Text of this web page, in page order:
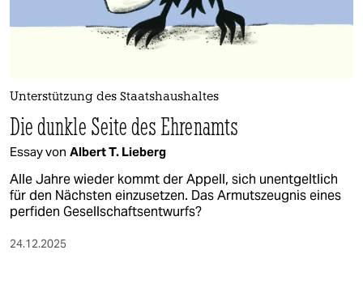
veranstaltungen
shop
fragen & hilfe
Unterstützung des Staatshaushaltes
Die dunkle Seite des Ehrenamts
Essay von Albert T. Lieberg
Alle Jahre wieder kommt der Appell, sich unentgeltlich
für den Nächsten einzusetzen. Das Armutszeugnis eines
perfiden Gesellschaftsentwurfs?
24.12.2025